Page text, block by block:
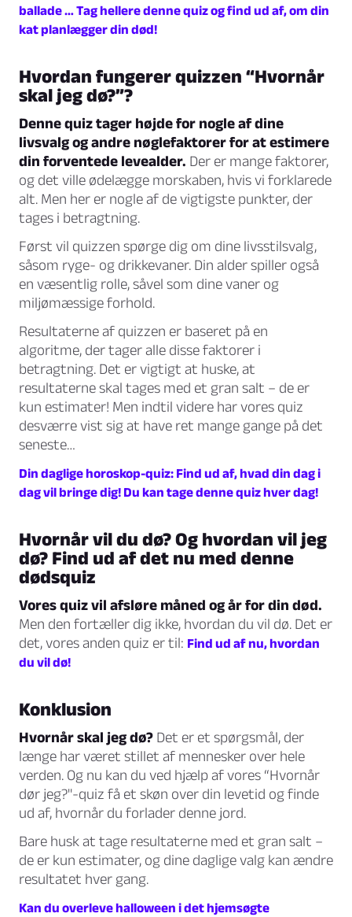
ballade … Tag hellere denne quiz og find ud af, om din
kat planlægger din død!
Hvordan fungerer quizzen “Hvornår
skal jeg dø?”?
Denne quiz tager højde for nogle af dine
livsvalg og andre nøglefaktorer for at estimere
din forventede levealder. Der er mange faktorer,
og det ville ødelægge morskaben, hvis vi forklarede
alt. Men her er nogle af de vigtigste punkter, der
tages i betragtning.
Først vil quizzen spørge dig om dine livsstilsvalg,
såsom ryge- og drikkevaner. Din alder spiller også
en væsentlig rolle, såvel som dine vaner og
miljømæssige forhold.
Resultaterne af quizzen er baseret på en
algoritme, der tager alle disse faktorer i
betragtning. Det er vigtigt at huske, at
resultaterne skal tages med et gran salt – de er
kun estimater! Men indtil videre har vores quiz
desværre vist sig at have ret mange gange på det
seneste…
Din daglige horoskop-quiz: Find ud af, hvad din dag i
dag vil bringe dig! Du kan tage denne quiz hver dag!
Hvornår vil du dø? Og hvordan vil jeg
dø? Find ud af det nu med denne
dødsquiz
Vores quiz vil afsløre måned og år for din død.
Men den fortæller dig ikke, hvordan du vil dø. Det er
det, vores anden quiz er til: Find ud af nu, hvordan
du vil dø!
Konklusion
Hvornår skal jeg dø? Det er et spørgsmål, der
længe har været stillet af mennesker over hele
verden. Og nu kan du ved hjælp af vores “Hvornår
dør jeg?"-quiz få et skøn over din levetid og finde
ud af, hvornår du forlader denne jord.
Bare husk at tage resultaterne med et gran salt –
de er kun estimater, og dine daglige valg kan ændre
resultatet hver gang.
Kan du overleve halloween i det hjemsøgte